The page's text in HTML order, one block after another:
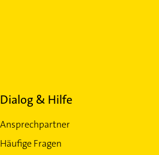
Dialog & Hilfe
Ansprechpartner
Häufige Fragen